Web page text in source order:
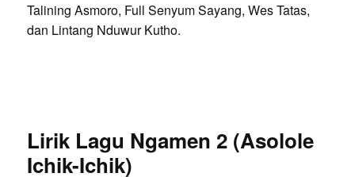
Talining Asmoro, Full Senyum Sayang, Wes Tatas,
dan Lintang Nduwur Kutho.
Lirik Lagu Ngamen 2 (Asolole
Ichik-Ichik)